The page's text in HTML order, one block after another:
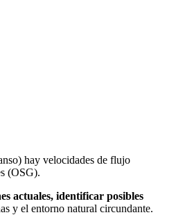
hay velocidades de flujo
(OSG).
actuales, identificar posibles
y el entorno natural circundante.